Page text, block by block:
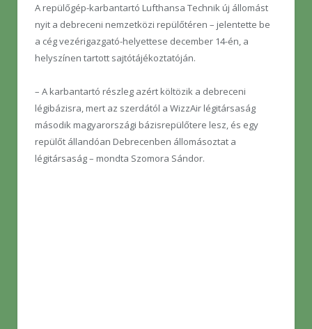
A repülőgép-karbantartó Lufthansa Technik új állomást
nyit a debreceni nemzetközi repülőtéren – jelentette be
a cég vezérigazgató-helyettese december 14-én, a
helyszínen tartott sajtótájékoztatóján.
– A karbantartó részleg azért költözik a debreceni
légibázisra, mert az szerdától a WizzAir légitársaság
második magyarországi bázisrepülőtere lesz, és egy
repülőt állandóan Debrecenben állomásoztat a
légitársaság – mondta Szomora Sándor.